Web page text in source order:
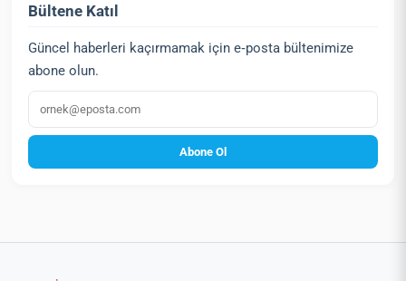
Bültene Katıl
Güncel haberleri kaçırmamak için e‑posta bültenimize
abone olun.
E‑posta
Abone Ol